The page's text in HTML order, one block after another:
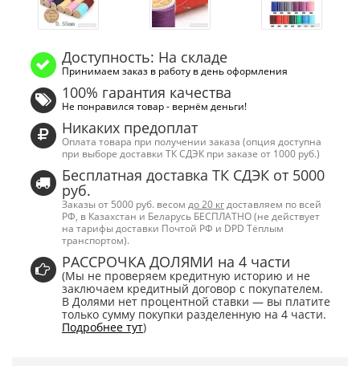
Доступность: На складе
Принимаем заказ в работу в день оформления
100% гарантия качества
Не понравился товар - вернём деньги!
Никаких предоплат
Оплата товара при получении заказа (опция доступна
при выборе доставки ТК СДЭК при заказе от 1000 руб.)
Бесплатная доставка ТК СДЭК от 5000
руб.
Заказы от 5000 руб. весом до 20 кг доставляем по всей
РФ, в Казахстан и Беларусь БЕСПЛАТНО (не действует
на тарифы доставки Почтой РФ и DPD Тёплым
транспортом).
РАССРОЧКА ДОЛЯМИ на 4 части
(Мы не проверяем кредитную историю и не
заключаем кредитный договор с покупателем.
В Долями нет процентной ставки — вы платите
только сумму покупки разделенную на 4 части.
Подробнее тут)